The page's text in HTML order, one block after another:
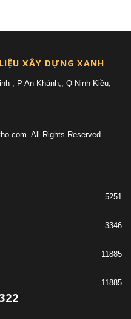
XÂY DỰNG XANH
, P An Khánh,, Q Ninh Kiều,
All Rights Reserved
5251
3346
11885
11885